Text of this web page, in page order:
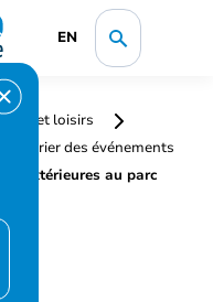
EN
et loisirs
des événements
extérieures au parc